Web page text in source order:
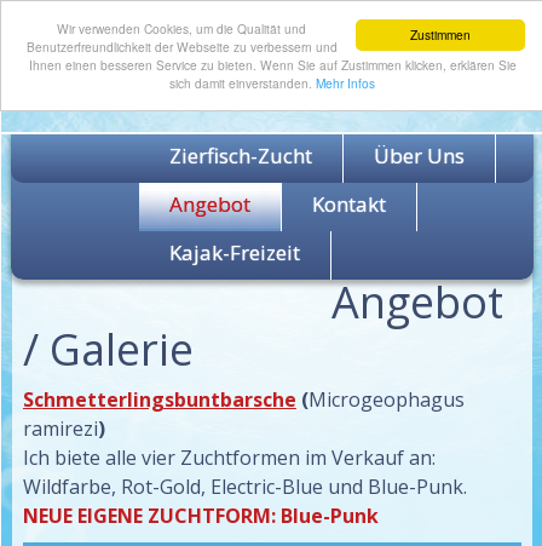
Zustimmen
Wir verwenden Cookies, um die Qualität und
Benutzerfreundlichkeit der Webseite zu verbessern und
Ihnen einen besseren Service zu bieten. Wenn Sie auf Zustimmen klicken, erklären Sie
sich damit einverstanden. Mehr Infos
Zierfisch-Zucht
Über Uns
Angebot
Kontakt
Kajak-Freizeit
Angebot
/ Galerie
Schmetterlingsbuntbarsche (Microgeophagus
ramirezi)
Ich biete alle vier Zuchtformen im Verkauf an:
Wildfarbe, Rot-Gold, Electric-Blue und Blue-Punk.
NEUE EIGENE ZUCHTFORM: Blue-Punk